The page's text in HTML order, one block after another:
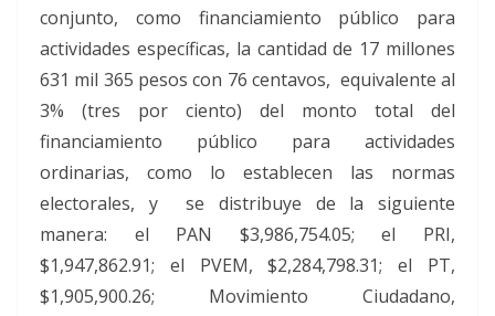
conjunto, como financiamiento público para
actividades específicas, la cantidad de 17 millones
631 mil 365 pesos con 76 centavos, equivalente al
3% (tres por ciento) del monto total del
financiamiento público para actividades
ordinarias, como lo establecen las normas
electorales, y se distribuye de la siguiente
manera: el PAN $3,986,754.05; el PRI,
$1,947,862.91; el PVEM, $2,284,798.31; el PT,
$1,905,900.26; Movimiento Ciudadano,